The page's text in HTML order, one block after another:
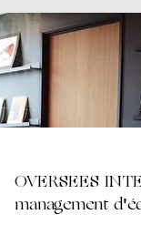
OVERSEES
management